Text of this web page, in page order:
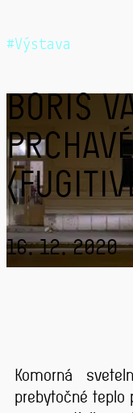
Výstava
BORIS
16. 12. 2020
Komorná
prebytočné teplo